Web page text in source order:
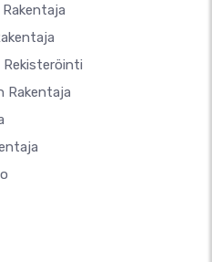
Rekisteröinti
Rakentaja